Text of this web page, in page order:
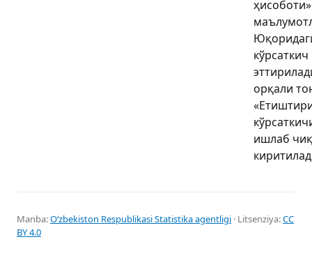
орқали
ишлаб
Manba:Oʻzbekiston Respublikasi Statistika agentligi · Litsenziya:CC
BY 4.0